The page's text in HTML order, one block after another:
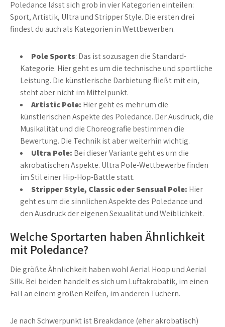
Poledance lässt sich grob in vier Kategorien einteilen:
Sport, Artistik, Ultra und Stripper Style. Die ersten drei
findest du auch als Kategorien in Wettbewerben.
Pole Sports: Das ist sozusagen die Standard-
Kategorie. Hier geht es um die technische und sportliche
Leistung. Die künstlerische Darbietung fließt mit ein,
steht aber nicht im Mittelpunkt.
Artistic Pole: Hier geht es mehr um die
künstlerischen Aspekte des Poledance. Der Ausdruck, die
Musikalität und die Choreografie bestimmen die
Bewertung. Die Technik ist aber weiterhin wichtig.
Ultra Pole: Bei dieser Variante geht es um die
akrobatischen Aspekte. Ultra Pole-Wettbewerbe finden
im Stil einer Hip-Hop-Battle statt.
Stripper Style, Classic oder Sensual Pole: Hier
geht es um die sinnlichen Aspekte des Poledance und
den Ausdruck der eigenen Sexualität und Weiblichkeit.
Welche Sportarten haben Ähnlichkeit
mit Poledance?
Die größte Ähnlichkeit haben wohl Aerial Hoop und Aerial
Silk. Bei beiden handelt es sich um Luftakrobatik, im einen
Fall an einem großen Reifen, im anderen Tüchern.
Je nach Schwerpunkt ist Breakdance (eher akrobatisch)